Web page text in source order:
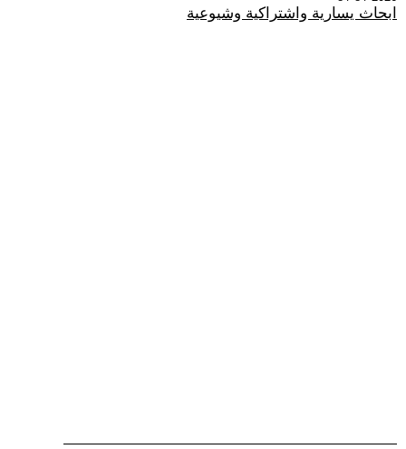
ابحاث يسارية واشتراكية وشيوعية